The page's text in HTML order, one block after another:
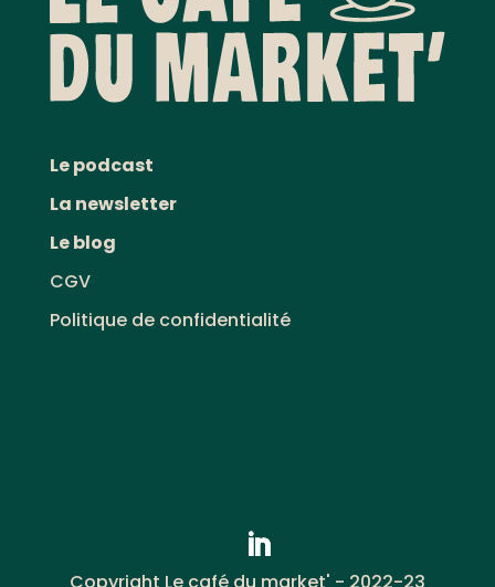
Le podcast
La newsletter
Le blog
CGV
Politique de confidentialité